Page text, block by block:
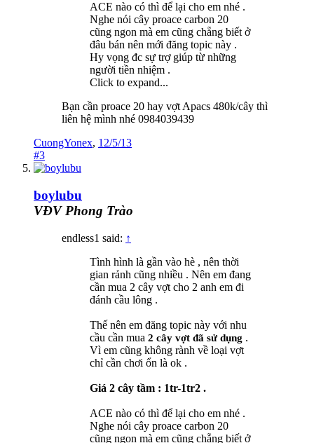
ACE nào có thì để lại cho em nhé .
Nghe nói cây proace carbon 20
cũng ngon mà em cũng chẵng biết ở
đâu bán nên mới đăng topic này .
Hy vọng đc sự trợ giúp từ những
người tiền nhiệm .
Click to expand...
Bạn cần proace 20 hay vợt Apacs 480k/cây thì
liên hệ mình nhé 0984039439
CuongYonex, 12/5/13
#3
boylubu
VĐV Phong Trào
endless1 said: ↑
Tình hình là gần vào hè , nên thời
gian rảnh cũng nhiều . Nên em đang
cần mua 2 cây vợt cho 2 anh em đi
đánh cầu lông .
Thế nên em đăng topic này với nhu
cầu cần mua 2 cây vợt đã sử dụng .
Vì em cũng không rành về loại vợt
chỉ cần chơi ổn là ok .
Giá 2 cây tầm : 1tr-1tr2 .
ACE nào có thì để lại cho em nhé .
Nghe nói cây proace carbon 20
cũng ngon mà em cũng chẵng biết ở